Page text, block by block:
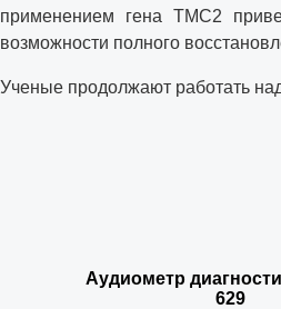
применением гена ТМС2
возможности полного
Ученые продолжают работать
Аудиометр
629